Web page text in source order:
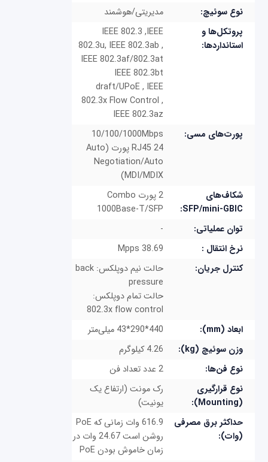
نوع سوئیچ:
مدیریتی/هوشمند
پروتکل‌ها و
استانداردها:
IEEE 802.3 ,IEEE
802.3u, IEEE 802.3ab ,
IEEE 802.3af/802.3at
IEEE 802.3bt
draft/UPoE , IEEE
802.3x Flow Control ,
IEEE 802.3az
پورت‌های مسی:
10/100/1000Mbps
RJ45 24 پورت (Auto
Negotiation/Auto
MDI/MDIX)
شکاف‌های
SFP/mini-GBIC:
2 پورت Combo
1000Base-T/SFP
توان عملیاتی:
-
نرخ انتقال :
38.69 Mpps
کنترل جریان:
حالت نیم دوپلکس: back
pressure
حالت تمام دوپلکس:
802.3x flow control
ابعاد (mm):
440*290*43 میلی‌متر
وزن سوئیچ (kg):
4.26 کیلوگرم
نوع فن‌ها:
2 عدد تعداد فن
نوع قرارگیری
(Mounting):
رک مونت (ارتفاع یک
یونیت)
حداکثر برق مصرفی
(وات):
616.9 وات زمانی که PoE
روشن است 24.67 وات در
زمان خاموش بودن PoE